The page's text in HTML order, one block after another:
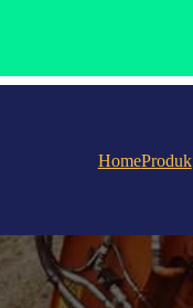
HomeProduk